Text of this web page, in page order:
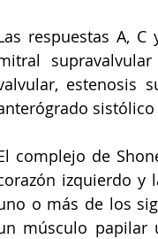
respuestas A,
estenosis
complejo de
izquierdo y
o más de los
músculo papilar